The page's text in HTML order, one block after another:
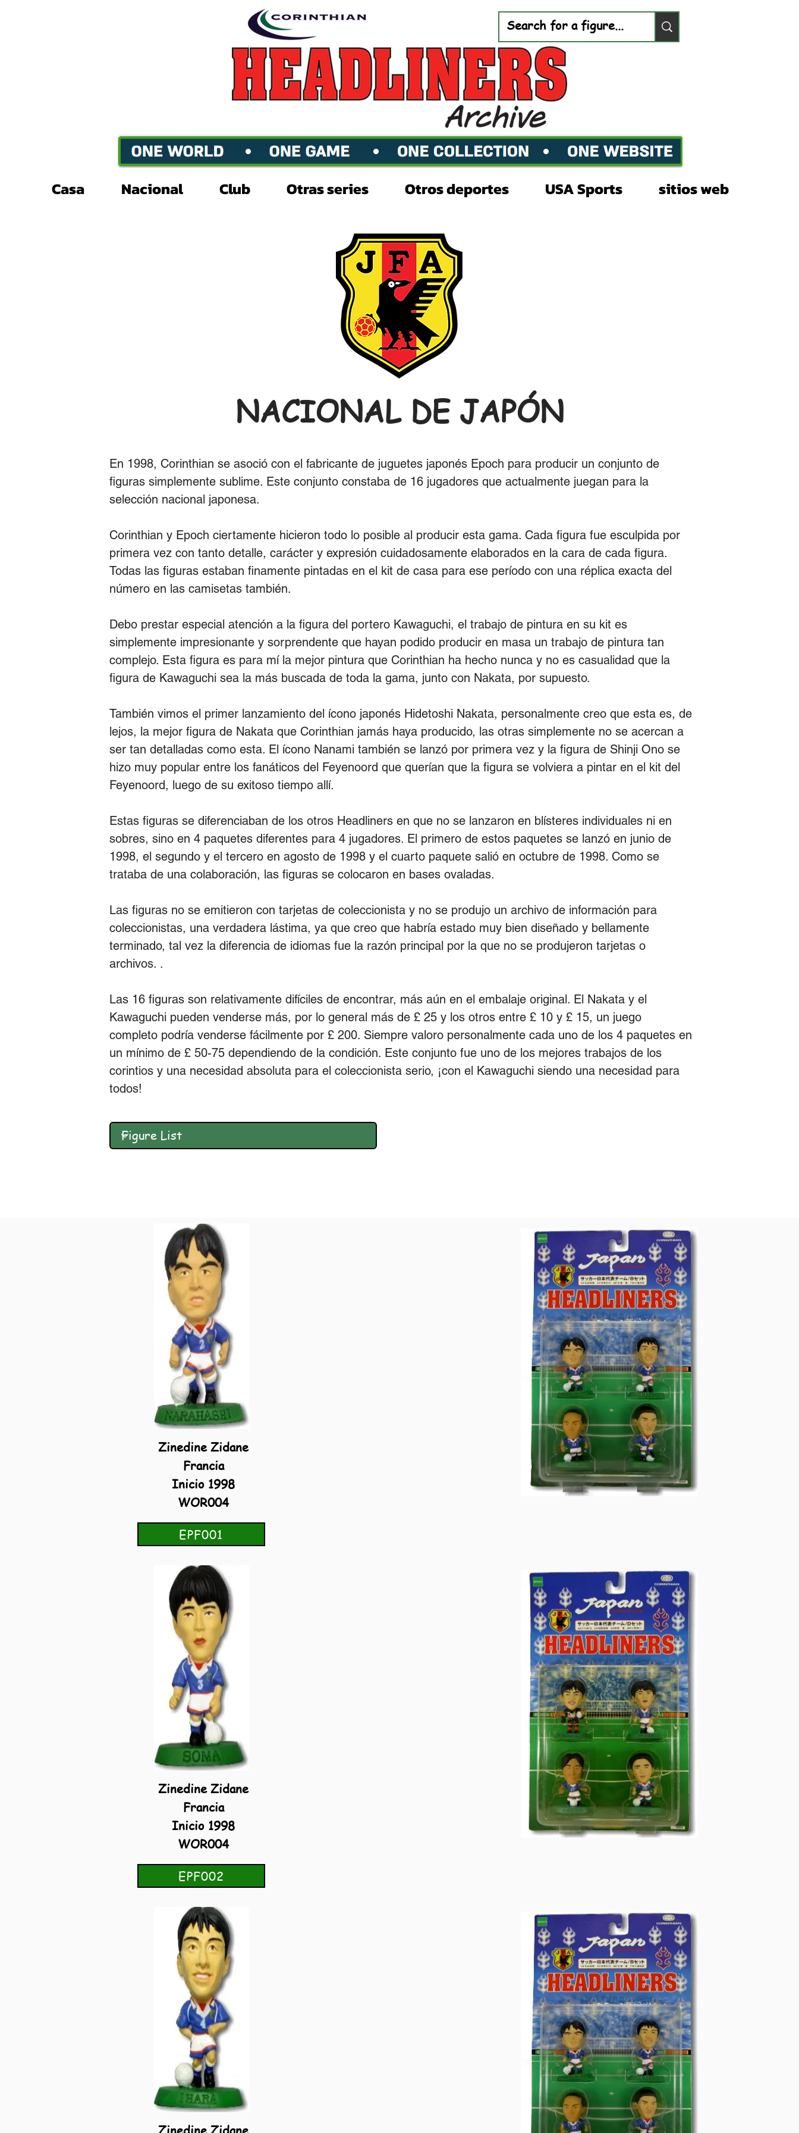
Casa Nacional Club Otras series Otros deportes USA Sports sitios web
NACIONAL DE JAPÓN
En 1998, Corinthian se asoció con el fabricante de juguetes japonés Epoch para producir un conjunto de
figuras simplemente sublime. Este conjunto constaba de 16 jugadores que actualmente juegan para la
selección nacional japonesa.
Corinthian y Epoch ciertamente hicieron todo lo posible al producir esta gama. Cada figura fue esculpida por
primera vez con tanto detalle, carácter y expresión cuidadosamente elaborados en la cara de cada figura.
Todas las figuras estaban finamente pintadas en el kit de casa para ese período con una réplica exacta del
número en las camisetas también.
Debo prestar especial atención a la figura del portero Kawaguchi, el trabajo de pintura en su kit es
simplemente impresionante y sorprendente que hayan podido producir en masa un trabajo de pintura tan
complejo. Esta figura es para mí la mejor pintura que Corinthian ha hecho nunca y no es casualidad que la
figura de Kawaguchi sea la más buscada de toda la gama, junto con Nakata, por supuesto.
También vimos el primer lanzamiento del ícono japonés Hidetoshi Nakata, personalmente creo que esta es, de
lejos, la mejor figura de Nakata que Corinthian jamás haya producido, las otras simplemente no se acercan a
ser tan detalladas como esta. El ícono Nanami también se lanzó por primera vez y la figura de Shinji Ono se
hizo muy popular entre los fanáticos del Feyenoord que querían que la figura se volviera a pintar en el kit del
Feyenoord, luego de su exitoso tiempo allí.
Estas figuras se diferenciaban de los otros Headliners en que no se lanzaron en blísteres individuales ni en
sobres, sino en 4 paquetes diferentes para 4 jugadores. El primero de estos paquetes se lanzó en junio de
1998, el segundo y el tercero en agosto de 1998 y el cuarto paquete salió en octubre de 1998. Como se
trataba de una colaboración, las figuras se colocaron en bases ovaladas.
Las figuras no se emitieron con tarjetas de coleccionista y no se produjo un archivo de información para
coleccionistas, una verdadera lástima, ya que creo que habría estado muy bien diseñado y bellamente
terminado, tal vez la diferencia de idiomas fue la razón principal por la que no se produjeron tarjetas o
archivos. .
Las 16 figuras son relativamente difíciles de encontrar, más aún en el embalaje original. El Nakata y el
Kawaguchi pueden venderse más, por lo general más de £ 25 y los otros entre £ 10 y £ 15, un juego
completo podría venderse fácilmente por £ 200. Siempre valoro personalmente cada uno de los 4 paquetes en
un mínimo de £ 50-75 dependiendo de la condición. Este conjunto fue uno de los mejores trabajos de los
corintios y una necesidad absoluta para el coleccionista serio, ¡con el Kawaguchi siendo una necesidad para
todos!
Zinedine Zidane
Francia
Inicio 1998
WOR004
EPF001
Zinedine Zidane
Francia
Inicio 1998
WOR004
EPF002